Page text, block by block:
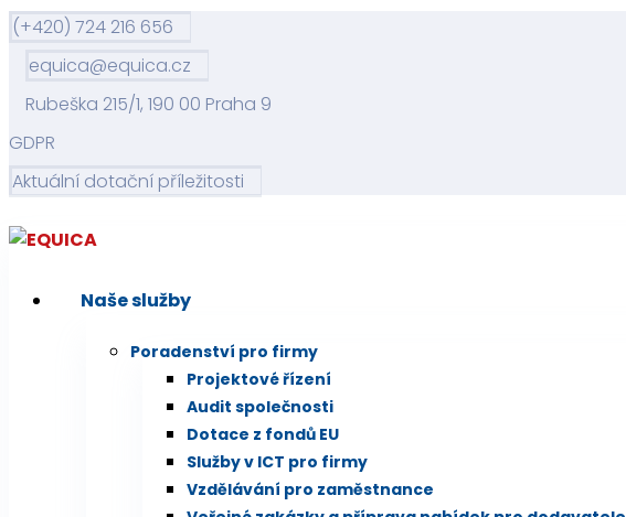
(+420) 724 216 656
equica@equica.cz
Rubeška 215/1, 190 00 Praha 9
GDPR
Aktuální dotační příležitosti
Naše služby
Poradenství pro firmy
Projektové řízení
Audit společnosti
Dotace z fondů EU
Služby v ICT pro firmy
Vzdělávání pro zaměstnance